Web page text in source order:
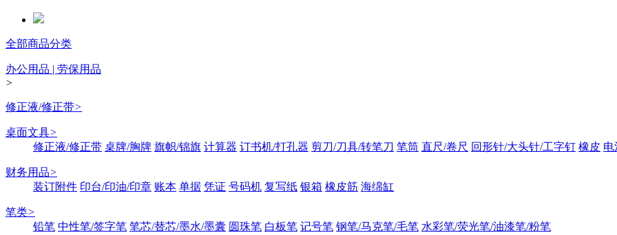
全部商品分类
办公用品 | 劳保用品
>
修正液/修正带>
桌面文具>
修正液/修正带 桌牌/胸牌 旗帜/锦旗 计算器 订书机/打孔器 剪刀/刀具/转笔刀 笔筒 直尺/卷尺 回形针/大头针/工字钉 橡皮 电
财务用品>
装订附件 印台/印油/印章 账本 单据 凭证 号码机 复写纸 银箱 橡皮筋 海绵缸
笔类>
铅笔 中性笔/签字笔 笔芯/替芯/墨水/墨囊 圆珠笔 白板笔 记号笔 钢笔/马克笔/毛笔 水彩笔/荧光笔/油漆笔/粉笔